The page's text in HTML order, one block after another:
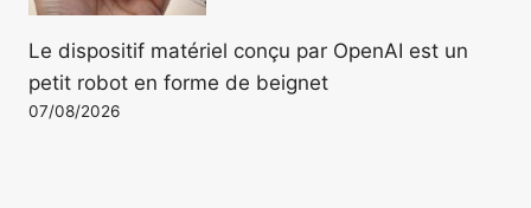
Le dispositif matériel conçu par OpenAI est un
petit robot en forme de beignet
07/08/2026